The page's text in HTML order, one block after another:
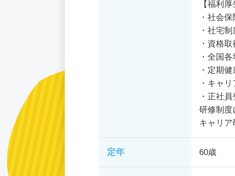
【福利
・社会
・社宅制
・資格
・全国
・定期
・キャ
・正社
研修制度
キャリア
定年 60歳